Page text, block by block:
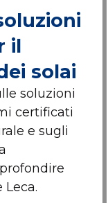
il
solai
soluzioni
certificati
e sugli